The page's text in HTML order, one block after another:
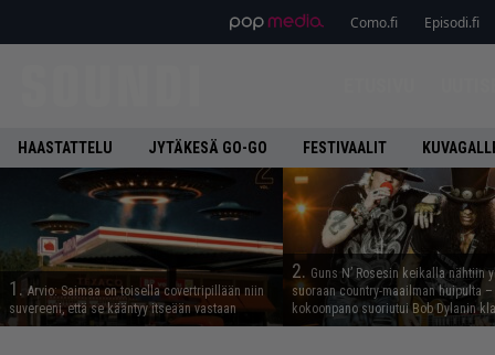
Como.fi Episodi.fi
HAASTATTELU JYTÄKESÄ GO-GO FESTIVAALIT
1. Arvio: Saimaa on toisella covertripillään niin
suvereeni, että se kääntyy itseään vastaan
2. Guns N’ Rosesin keikalla nähtiin
suoraan country-maailman huipulta
kokoonpano suoriutui Bob Dylanin